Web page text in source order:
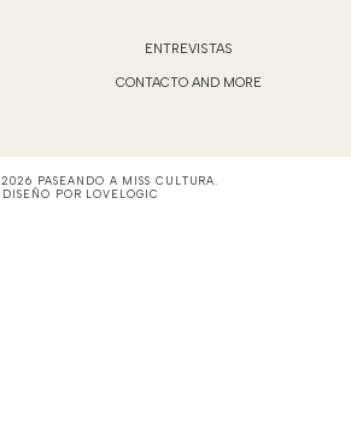
ENTREVISTAS
CONTACTO AND MORE
2026 PASEANDO A MISS CULTURA
DISEÑO POR LOVELOGIC